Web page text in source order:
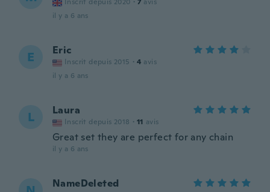
il y a 6 ans
E Eric
Inscrit depuis 2015 · 4 avis
il y a 6 ans
L Laura
Inscrit depuis 2018 · 11 avis
Great set they are perfect for any chain
il y a 6 ans
NameDeleted